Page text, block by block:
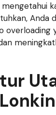
Anda
overloading